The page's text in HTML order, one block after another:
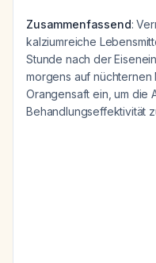
Zusammenfassend:
kalziumreiche
Stunde nach der
morgens auf nüchternen
Orangensaft ein, um die
Behandlungseffektivität